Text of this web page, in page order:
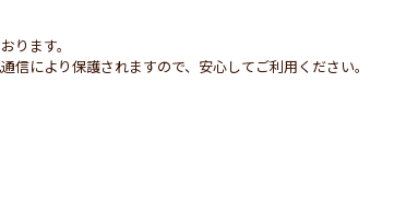
ります。
信により保護されますので、安心してご利用ください。